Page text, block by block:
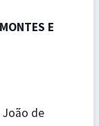
E
João de